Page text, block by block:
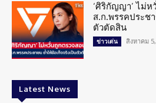
‘ศิริกัญญา’ ไม่
ส.ก.พรรคประช
ตัวตัดสิน
ข่าวเด่น สิงหาคม
Latest News